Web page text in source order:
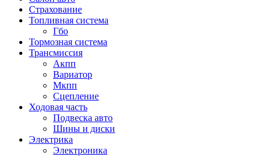
Страхование
Топливная система
Гбо
Тормозная система
Трансмиссия
Акпп
Вариатор
Мкпп
Сцепление
Ходовая часть
Подвеска авто
Шины и диски
Электрика
Электроника